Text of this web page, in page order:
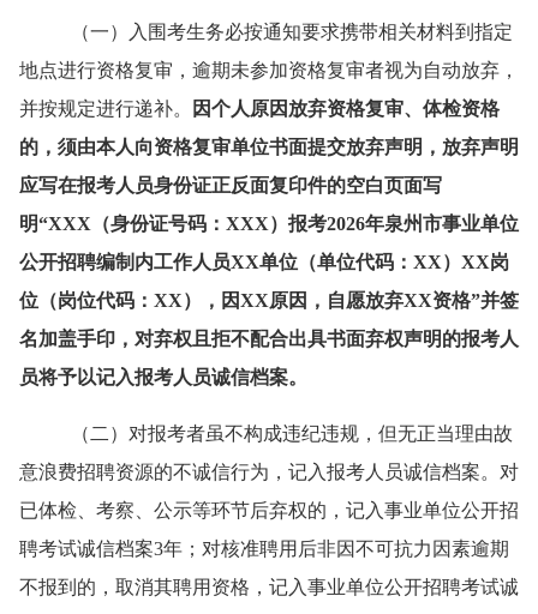
（一）入围考生务必按通知要求携带相关材料到指定
地点进行资格复审，逾期未参加资格复审者视为自动放弃，
并按规定进行递补。
因个人原因 放弃资格复审、 体检资格
的 ， 须由本人向资格复审单位书面提交放弃声明， 放弃声明
应写在报考人员身份证正反面复印件的空白页面写
明“XXX（身份证号码：XXX）报考2026年泉州市事业单位
公开招聘编制内工作人员XX单位（单位代码：XX）XX岗
位（岗位代码：XX），因XX原因，自愿放弃XX资格”并签
名加盖手印，对弃权且拒不配合出具书面弃权声明的报考人
员将予以记入报考人员诚信档案。
（二）对报考者虽不构成违纪违规，但无正当理由故
意浪费招聘资源的不诚信行为，记入报考人员诚信档案。对
已体检、考察、公示等环节后弃权的，记入事业单位公开招
聘考试诚信档案3年；对核准聘用后非因不可抗力因素逾期
不报到的，取消其聘用资格，记入事业单位公开招聘考试诚